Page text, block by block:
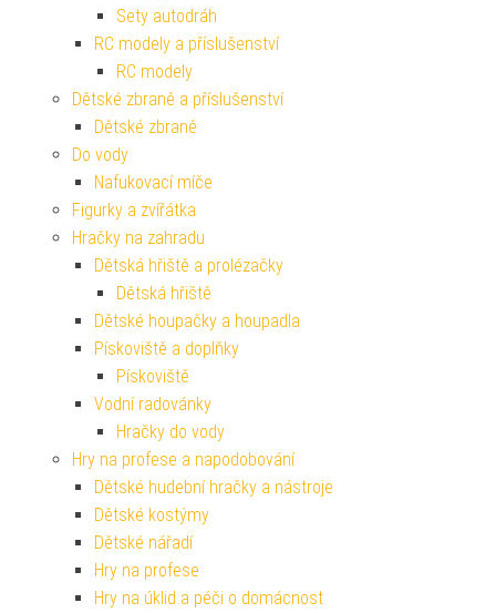
Sety autodráh
RC modely a příslušenství
RC modely
Dětské zbraně a příslušenství
Dětské zbraně
Do vody
Nafukovací míče
Figurky a zvířátka
Hračky na zahradu
Dětská hřiště a prolézačky
Dětská hřiště
Dětské houpačky a houpadla
Pískoviště a doplňky
Pískoviště
Vodní radovánky
Hračky do vody
Hry na profese a napodobování
Dětské hudební hračky a nástroje
Dětské kostýmy
Dětské nářadí
Hry na profese
Hry na úklid a péči o domácnost